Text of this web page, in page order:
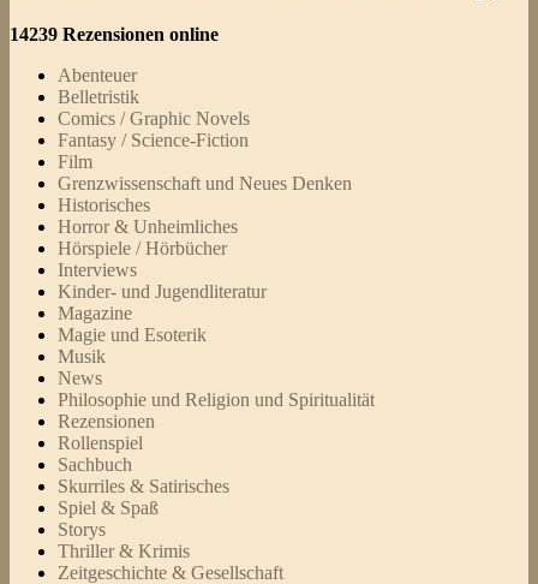
14239 Rezensionen online
Abenteuer
Belletristik
Comics / Graphic Novels
Fantasy / Science-Fiction
Film
Grenzwissenschaft und Neues Denken
Historisches
Horror & Unheimliches
Hörspiele / Hörbücher
Interviews
Kinder- und Jugendliteratur
Magazine
Magie und Esoterik
Musik
News
Philosophie und Religion und Spiritualität
Rezensionen
Rollenspiel
Sachbuch
Skurriles & Satirisches
Spiel & Spaß
Storys
Thriller & Krimis
Zeitgeschichte & Gesellschaft